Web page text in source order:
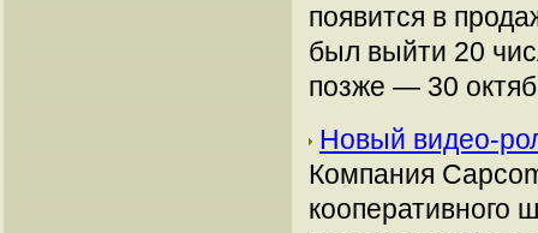
появится в
был выйти 20
позже — 30
Новый видео-
Компания
кооперативного